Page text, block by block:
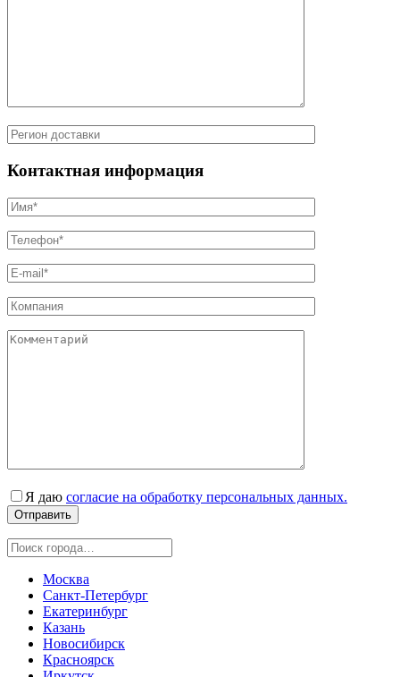
Контактная информация
Я даю согласие на обработку персональных данных.
Москва
Санкт-Петербург
Екатеринбург
Казань
Новосибирск
Красноярск